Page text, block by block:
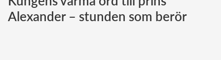
Norska kungahuset
Alexander – stunden som berör